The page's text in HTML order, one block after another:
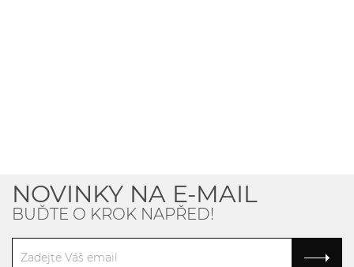
NOVINKY NA E-MAIL
BUĎTE O KROK NAPŘED!